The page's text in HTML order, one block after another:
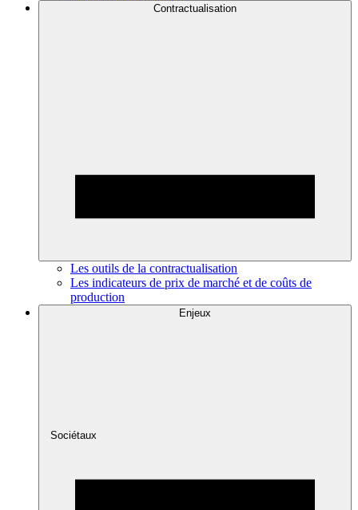
Contractualisation
Les outils de la contractualisation
Les indicateurs de prix de marché et de coûts de
production
Enjeux
Sociétaux